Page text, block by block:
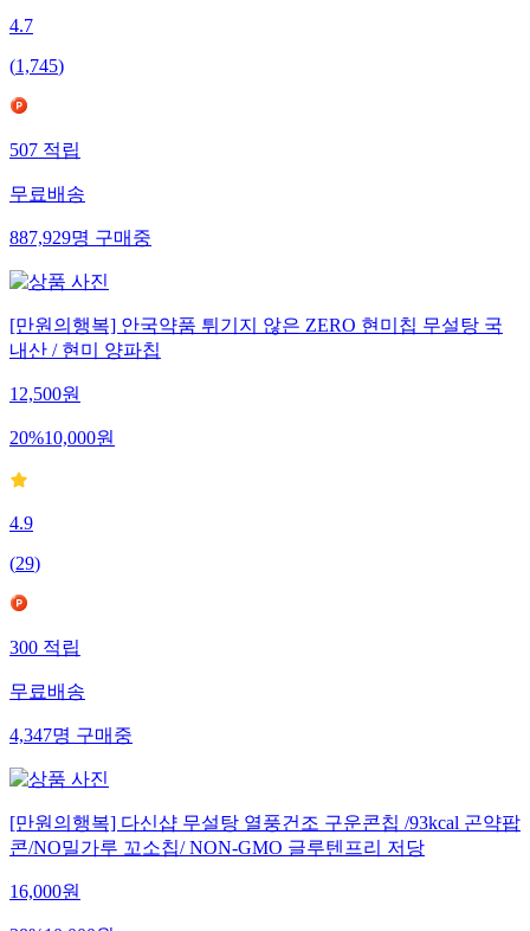
4.7
(1,745)
507적립
무료배송
887,929명구매중
[만원의행복] 안국약품 튀기지 않은 ZERO 현미칩 무설탕 국
내산 / 현미 양파칩
12,500원
20%10,000원
4.9
(29)
300적립
무료배송
4,347명구매중
[만원의행복] 다신샵 무설탕 열풍건조 구운콘칩 /93kcal 곤약팝
콘/NO밀가루 꼬소칩/ NON-GMO 글루텐프리 저당
16,000원